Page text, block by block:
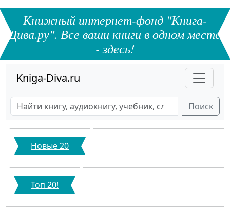
Книжный интернет-фонд "Книга-
Дива.ру". Все ваши книги в одном месте
- здесь!
Kniga-Diva.ru
Поиск
Новые 20
Топ 20!